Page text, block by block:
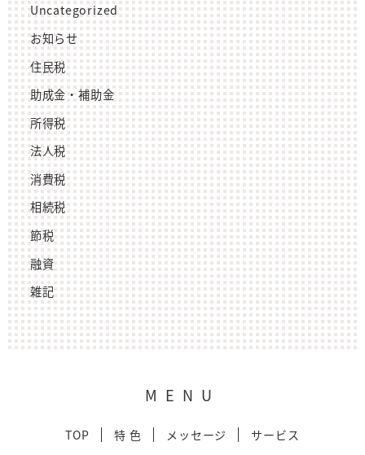
Uncategorized
お知らせ
住民税
助成金・補助金
所得税
法人税
消費税
相続税
節税
融資
雑記
MENU
TOP 特 色 メッセージ サービス